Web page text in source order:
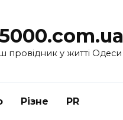
провідник у житті Одеси
Різне PR